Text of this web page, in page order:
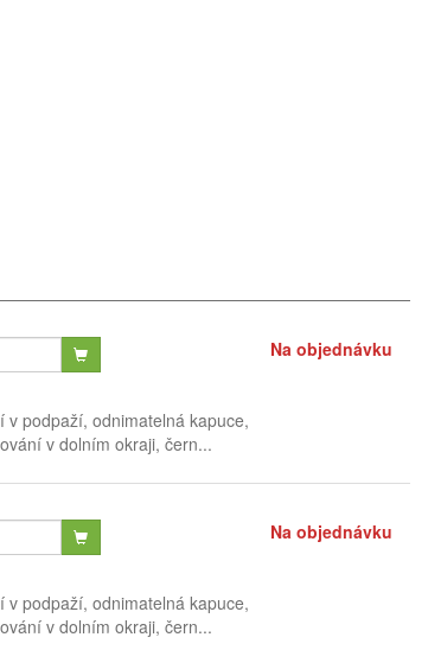
Na objednávku
podpaží, odnimatelná kapuce,
v dolním okraji, čern...
Na objednávku
podpaží, odnimatelná kapuce,
v dolním okraji, čern...